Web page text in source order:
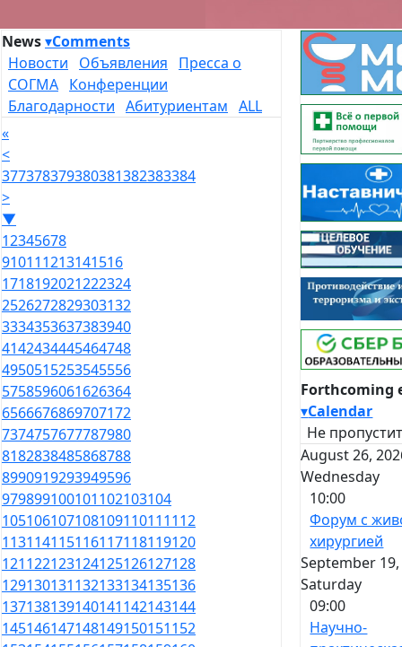
News▾Comments
Новости
Объявления
Пресса о
СОГМА Конференции
Благодарности Абитуриентам ALL
«
<
377378379380381382383384
>
▼
12345678
910111213141516
1718192021222324
2526272829303132
3334353637383940
4142434445464748
4950515253545556
5758596061626364
6566676869707172
7374757677787980
8182838485868788
8990919293949596
979899100101102103104
105106107108109110111112
113114115116117118119120
121122123124125126127128
129130131132133134135136
137138139140141142143144
145146147148149150151152
Forthcoming
▾Calendar
Не
August 26,
Wednesday
10:00
Форум с
хирургией
September
Saturday
09:00
Научно-